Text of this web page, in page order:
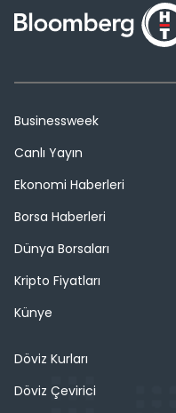
Businessweek
Canlı Yayın
Ekonomi Haberleri
Borsa Haberleri
Dünya Borsaları
Kripto Fiyatları
Künye
Döviz Kurları
Döviz Çevirici